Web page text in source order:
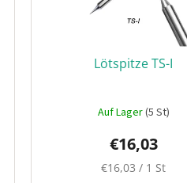
Lötspitze TS-I
Auf Lager(5 St)
€16,03
Verkaufspreis:
€16,03 / 1 St